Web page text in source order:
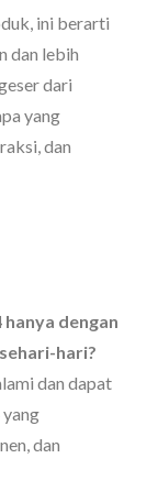
ini berarti
dan lebih
dari
yang
dan
dengan
hari?
dan dapat
dan